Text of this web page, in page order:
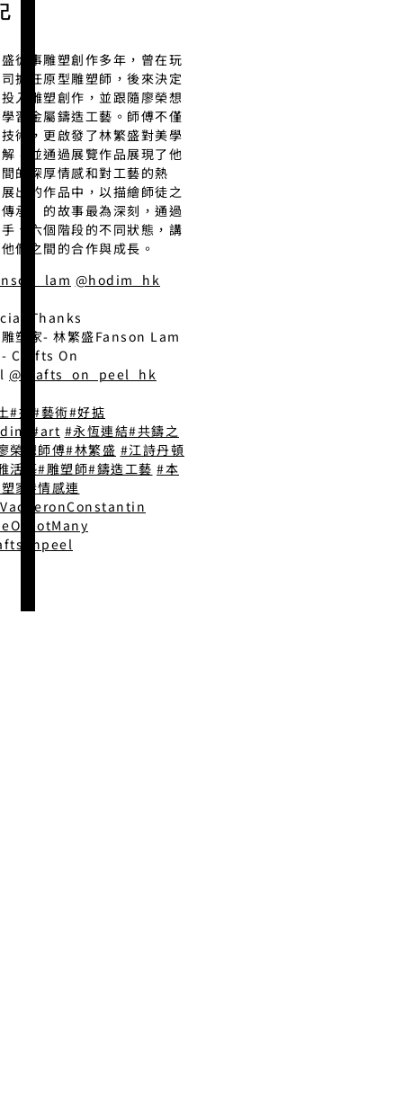
從事雕塑創作多年，曾在玩
擔任原型雕塑師，後來決定
入雕塑創作，並跟隨廖榮想
習金屬鑄造工藝。師傅不僅
術，更啟發了林繁盛對美學
，並通過展覽作品展現了他
的深厚情感和對工藝的熱
出的作品中，以描繪師徒之
承」的故事最為深刻，通過
、六個階段的不同狀態，講
們之間的合作與成長。
@hodim_hk
Thanks
塑家- 林繁盛Fanson Lam
Crafts On
@crafts_on_peel_hk
#掂 #藝術#好掂
#art #永恆連結#共鑄之
榮想師傅#林繁盛 #江詩丹頓
活藝#雕塑師#鑄造工藝 #本
家
#情感連